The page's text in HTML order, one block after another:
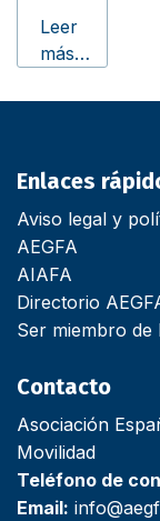
Leer
más…
Enlaces
Aviso legal y
AEGFA
AIAFA
Directorio
Ser miembro de
Contacto
Asociación
Movilidad
Teléfono de
Email: